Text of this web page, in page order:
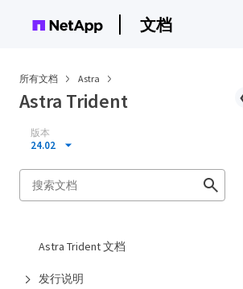
文档
所有文档 Astra
Astra Trident
版本
24.02
Astra Trident 文档
发行说明